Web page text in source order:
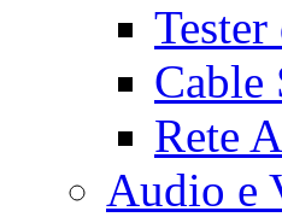
Cable
Rete
Audio e